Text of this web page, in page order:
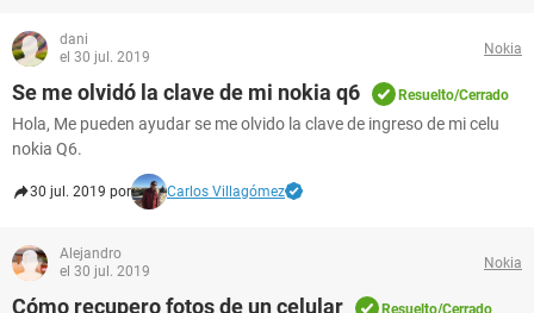
dani
el 30 jul. 2019
Nokia
Se me olvidó la clave de mi nokia q6 Resuelto/Cerrado
Hola, Me pueden ayudar se me olvido la clave de ingreso de mi celu
nokia Q6.
30 jul. 2019 por Carlos Villagómez
Alejandro
el 30 jul. 2019
Nokia
Cómo recupero fotos de un celular Resuelto/Cerrado